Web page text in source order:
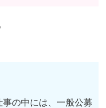
の中には、一般公募